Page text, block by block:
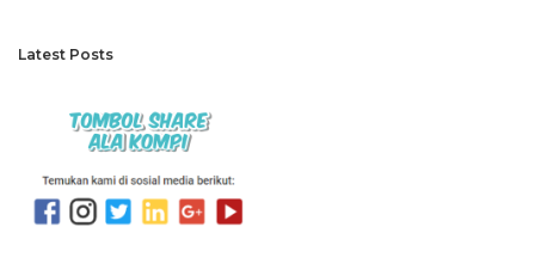
Latest Posts